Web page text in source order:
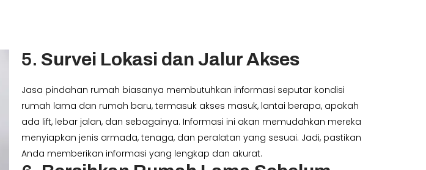
5. Survei Lokasi dan Jalur Akses
Jasa pindahan rumah biasanya membutuhkan informasi seputar kondisi
rumah lama dan rumah baru, termasuk akses masuk, lantai berapa, apakah
ada lift, lebar jalan, dan sebagainya. Informasi ini akan memudahkan mereka
menyiapkan jenis armada, tenaga, dan peralatan yang sesuai. Jadi, pastikan
Anda memberikan informasi yang lengkap dan akurat.